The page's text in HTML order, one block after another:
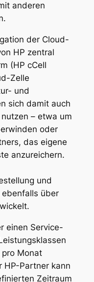
anderen
der Cloud-
HP zentral
(HP cCell
Zelle
und
sich damit auch
– etwa um
oder
das eigene
anzureichern.
und
über
einen Service-
Monat
HP-Partner kann
Zeitraum